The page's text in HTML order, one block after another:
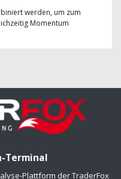
werden, um zum
Momentum
Terminal
Plattform der TraderFox